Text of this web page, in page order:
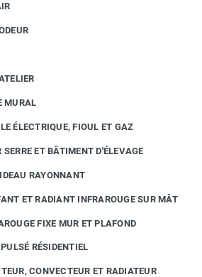
MURAL
ÉLECTRIQUE, FIOUL ET GAZ
SERRE ET BÂTIMENT D'ÉLEVAGE
RAYONNANT
ET RADIANT INFRAROUGE SUR MÂT
FIXE MUR ET PLAFOND
RÉSIDENTIEL
CONVECTEUR ET RADIATEUR